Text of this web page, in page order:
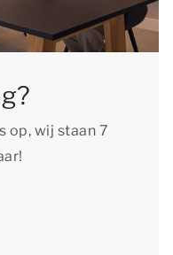
op, wij staan 7